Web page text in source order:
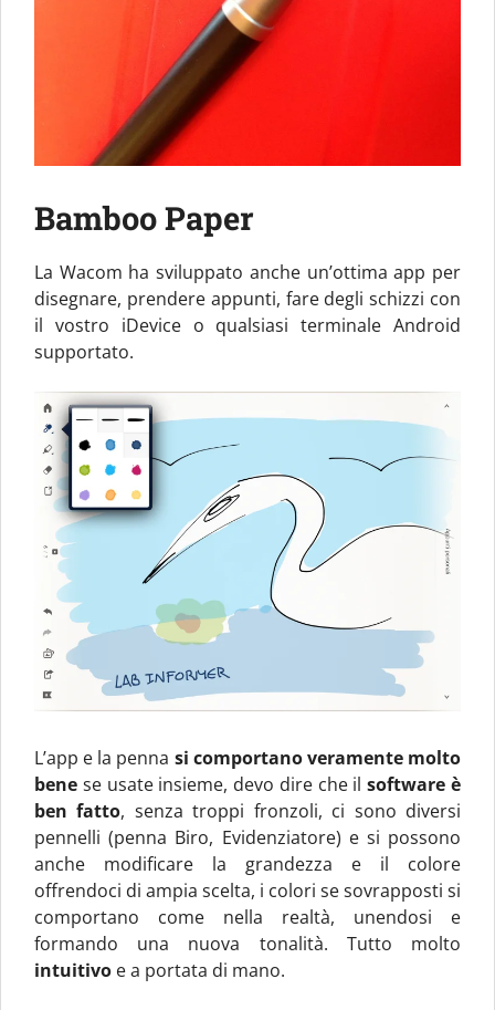
Bamboo Paper
La Wacom ha sviluppato anche un’ottima app per
disegnare, prendere appunti, fare degli schizzi con
il vostro iDevice o qualsiasi terminale Android
supportato.
L’app e la penna si comportano veramente molto
bene se usate insieme, devo dire che ilsoftware è
ben fatto, senza troppi fronzoli, ci sono diversi
pennelli (penna Biro, Evidenziatore) e si possono
anche modificare la grandezza e il colore
offrendoci di ampia scelta, i colori se sovrapposti si
comportano come nella realtà, unendosi e
formando una nuova tonalità. Tutto molto
intuitivo e a portata di mano.